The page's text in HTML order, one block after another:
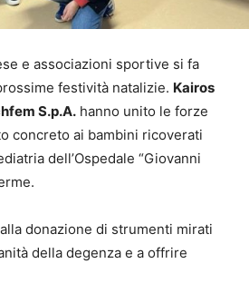
e associazioni sportive si fa
festività natalizie. Kairos
S.p.A. hanno unito le forze
concreto ai bambini ricoverati
dell’Ospedale “Giovanni
donazione di strumenti mirati
della degenza e a offrire